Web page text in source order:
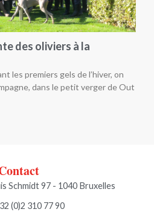
des oliviers à la
les premiers gels de l’hiver, on
dans le petit verger de Out
Schmidt 97 - 1040 Bruxelles
(0)2 310 77 90